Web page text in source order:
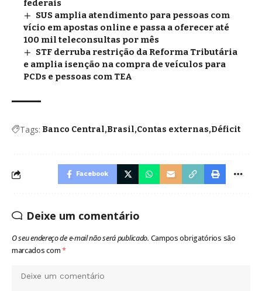
federais
SUS amplia atendimento para pessoas com
vício em apostas online e passa a oferecer até
100 mil teleconsultas por mês
STF derruba restrição da Reforma Tributária
e amplia isenção na compra de veículos para
PCDs e pessoas com TEA
Tags: Banco Central Brasil Contas externas Déficit
Facebook
Deixe um comentário
O seu endereço de e-mail não será publicado. Campos obrigatórios são
marcados com*